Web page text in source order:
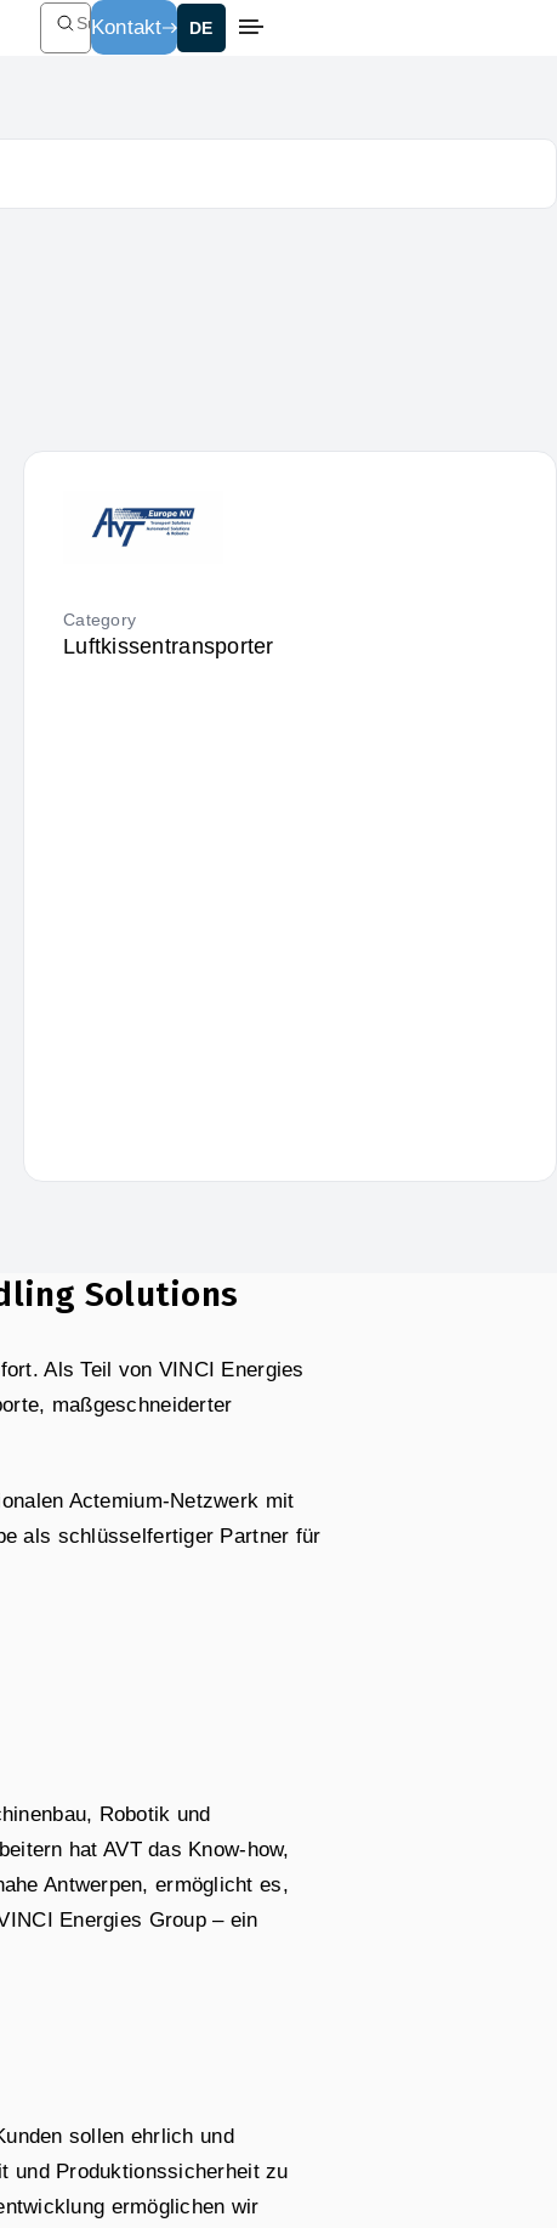
Suchen
Kontakt
Category
Luftkissentransporter
Solutions
Als Teil von VINCI Energies
maßgeschneiderter
Actemium-Netzwerk mit
als schlüsselfertiger Partner für
Robotik und
hat AVT das Know-how,
Antwerpen, ermöglicht es,
Energies Group – ein
sollen ehrlich und
und Produktionssicherheit zu
ermöglichen wir